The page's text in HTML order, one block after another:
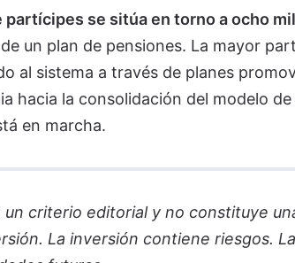
partícipes se sitúa en torno a ocho
un plan de pensiones. La mayor
al sistema a través de planes
hacia la consolidación del modelo
en marcha.
criterio editorial y no constituye
La inversión contiene riesgos.